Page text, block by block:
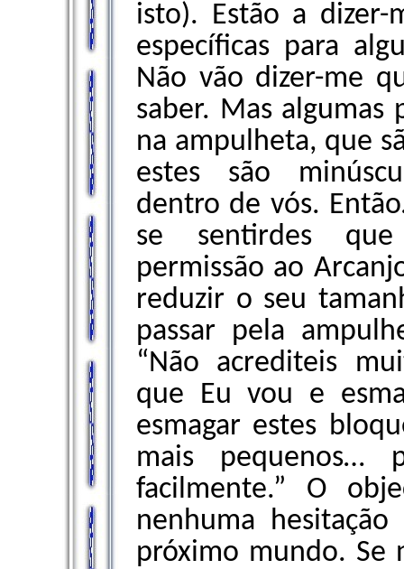
isto). Estão a dizer-
específicas para
Não vão dizer-me
saber. Mas algumas
na ampulheta, que
estes são
dentro de vós.
se sentirdes
permissão ao
reduzir o seu
passar pela
“Não acrediteis
que Eu vou e
esmagar estes
mais pequenos…
facilmente.” O
nenhuma
próximo mundo. Se